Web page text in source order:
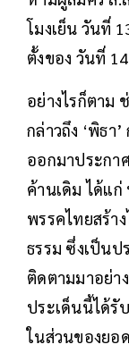
โมงเย็น วันที่
ตั้งของ วันที่
อย่างไรก็ตาม
กล่าวถึง ‘พิธา
ออกมาประกา
ค้านเดิม ได้แ
พรรคไทยสร้า
ธรรม ซึ่งเป็น
ติดตามมาอย่า
ประเด็นนี้ได้รั
ในส่วนของยอ